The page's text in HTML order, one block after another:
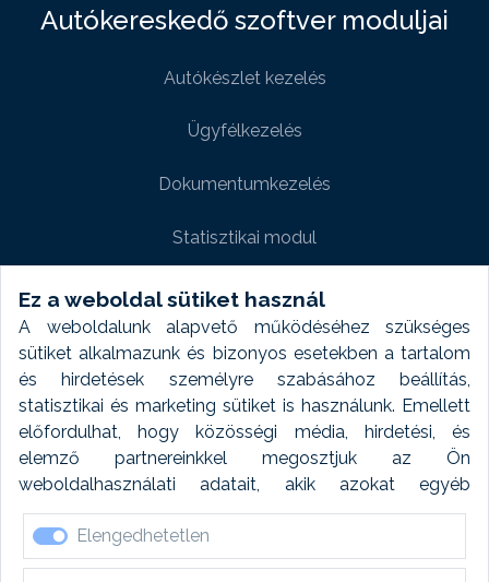
Ez a weboldal sütiket használ
A weboldalunk alapvető működéséhez szükséges
sütiket alkalmazunk és bizonyos esetekben a tartalom
és hirdetések személyre szabásához beállítás,
statisztikai és marketing sütiket is használunk. Emellett
előfordulhat, hogy közösségi média, hirdetési, és
elemző partnereinkkel megosztjuk az Ön
weboldalhasználati adatait, akik azokat egyéb
forrásokból gyűjtött adatokkal kombinálhatják. A sütik
elfogadásával kapcsolatosan naplózást végzünk és
ezen adatokat 6 hónap után automatikusan töröljük. A
Elengedhetetlen
Autókereskedő szoftver moduljai
Autókészlet kezelés
Ügyfélkezelés
Dokumentumkezelés
Statisztikai modul
Weboldal modul
Fényképtár extra modul
Autómosó modul
Feladatütemezés